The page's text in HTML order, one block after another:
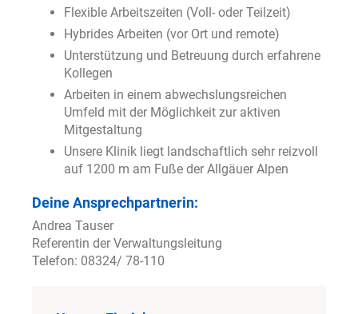
Flexible Arbeitszeiten (Voll- oder Teilzeit)
Hybrides Arbeiten (vor Ort und remote)
Unterstützung und Betreuung durch erfahrene
Kollegen
Arbeiten in einem abwechslungsreichen
Umfeld mit der Möglichkeit zur aktiven
Mitgestaltung
Unsere Klinik liegt landschaftlich sehr reizvoll
auf 1200 m am Fuße der Allgäuer Alpen
Deine Ansprechpartnerin:
Andrea Tauser
Referentin der Verwaltungsleitung
Telefon: 08324/ 78-110